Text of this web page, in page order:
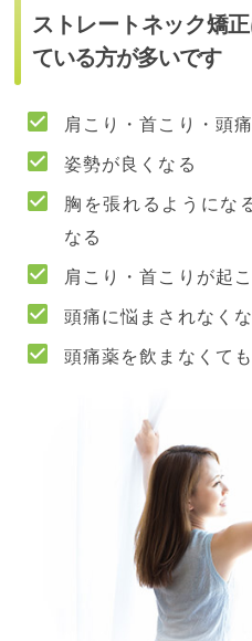
ストレートネック矯
ている方が多いです
肩こり・首こり・頭
姿勢が良くなる
胸を張れるようにな
なる
肩こり・首こりが起
頭痛に悩まされなく
頭痛薬を飲まなくて